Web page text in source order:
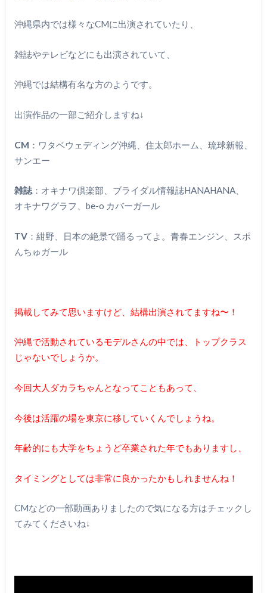
沖縄県内では様々なCMに出演されていたり、
雑誌やテレビなどにも出演されていて、
沖縄では結構有名な方のようです。
出演作品の一部ご紹介しますね↓
CM ：ワタベウェディング沖縄、住太郎ホーム、琉球新報、
サンエー
雑誌：オキナワ倶楽部、ブライダル情報誌HANAHANA、
オキナワグラフ、be-o カバーガール
TV：紺野、日本の絶景で踊るってよ。青春エンジン、スポ
んちゅガール
掲載してみて思いますけど、結構出演されてますね〜！
沖縄で活動されているモデルさんの中では、トップクラス
じゃないでしょうか。
今回大人ダカラちゃんとなってこともあって、
今後は活躍の場を東京に移していくんでしょうね。
年齢的にも大学をちょうど卒業された年でもありますし、
タイミングとしては非常に良かったかもしれませんね！
CMなどの一部動画ありましたので気になる方はチェックし
てみてくださいね↓